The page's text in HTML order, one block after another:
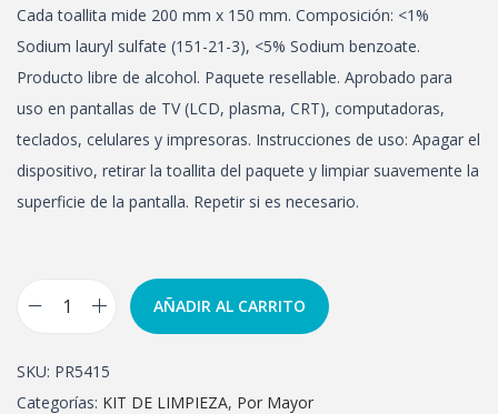
Cada toallita mide 200 mm x 150 mm. Composición: <1%
Sodium lauryl sulfate (151-21-3), <5% Sodium benzoate.
Producto libre de alcohol. Paquete resellable. Aprobado para
uso en pantallas de TV (LCD, plasma, CRT), computadoras,
teclados, celulares y impresoras. Instrucciones de uso: Apagar el
dispositivo, retirar la toallita del paquete y limpiar suavemente la
superficie de la pantalla. Repetir si es necesario.
AÑADIR AL CARRITO
SKU: PR5415
Categorías: KIT DE LIMPIEZA, Por Mayor